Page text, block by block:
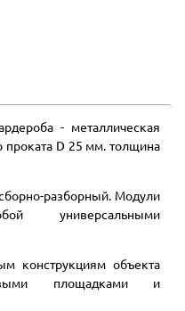
- металлическая
проката D 25 мм. толщина
разборный. Модули
универсальными
конструкциям объекта
площадками и